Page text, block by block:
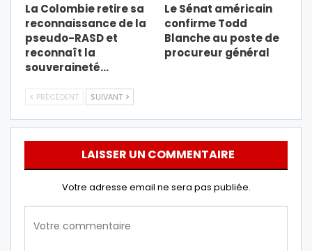
La Colombie retire sa
reconnaissance de la
pseudo-RASD et
reconnaît la
souveraineté…
Le Sénat américain
confirme Todd
Blanche au poste de
procureur général
PRÉCÉDENT SUIVANT
LAISSER UN COMMENTAIRE
Votre adresse email ne sera pas publiée.